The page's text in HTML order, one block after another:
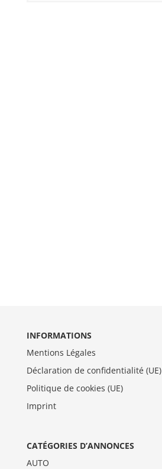
INFORMATIONS
Mentions Légales
Déclaration de confidentialité (UE)
Politique de cookies (UE)
Imprint
CATÉGORIES D’ANNONCES
AUTO